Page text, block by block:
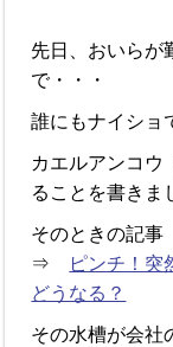
先日、おいらが
で・・・
誰にもナイショ
カエルアンコウ
ることを書きま
そのときの記事
⇒
ピンチ！突
どうなる？
その水槽が会社